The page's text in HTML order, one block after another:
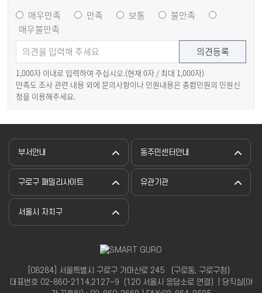
매우만족
만족 보통
불만족
매우불만족
1,000자 이내로 입력하여 주십시오.(현재 0자 / 최대 1,000자)
만족도 조사 관련 내용 외에 문의사항이나 민원내용은 종합민원의 민원신
청을 이용해주세요.
부서안내 동주민센터안내
구로구 패밀리사이트 유관기관
서울시 자치구
[08284] 서울특별시 구로구 가마산로 245 （구로동, 구로구청）
대표번호 02-860-2114,2127~9（120 서울시 응답소로 연결）| 당직실(야